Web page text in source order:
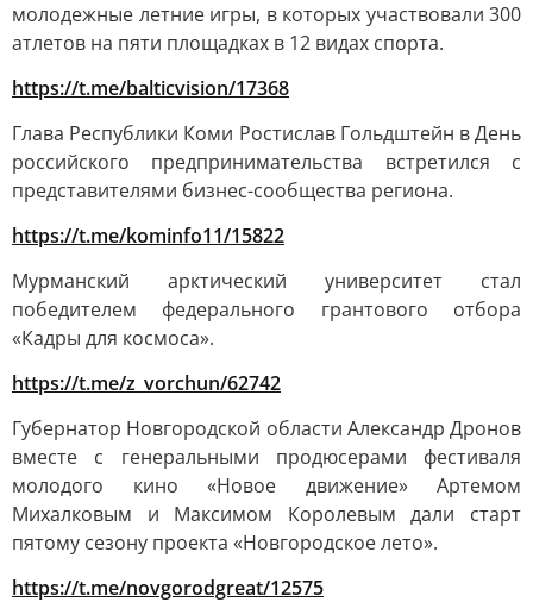
молодежные летние игры, в которых участвовали 300
атлетов на пяти площадках в 12 видах спорта.
https://t.me/balticvision/17368
Глава Республики Коми Ростислав Гольдштейн в День
российского предпринимательства встретился с
представителями бизнес-сообщества региона.
https://t.me/kominfo11/15822
Мурманский арктический университет стал
победителем федерального грантового отбора
«Кадры для космоса».
https://t.me/z_vorchun/62742
Губернатор Новгородской области Александр Дронов
вместе с генеральными продюсерами фестиваля
молодого кино «Новое движение» Артемом
Михалковым и Максимом Королевым дали старт
пятому сезону проекта «Новгородское лето».
https://t.me/novgorodgreat/12575